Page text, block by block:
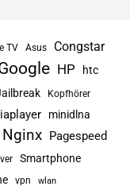
TV Asus Congstar
HP htc
Kopfhörer
minidlna
Nginx Pagespeed
Smartphone
vpn wlan